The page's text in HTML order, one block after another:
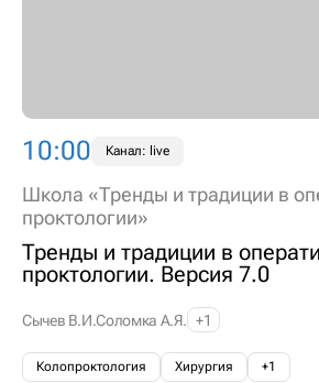
10:00 Канал: live
Школа «Тренды и традиции в
проктологии»
Тренды и традиции в
проктологии. Версия 7.0
Сычев В.И.Соломка А.Я. +1
Колопроктология Хирургия +1